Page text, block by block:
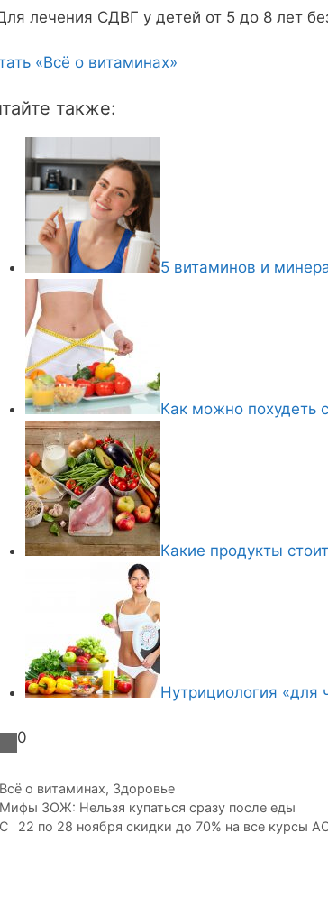
лечения СДВГ у детей от 5 до 8 лет
«Всё о витаминах»
также:
5 витаминов и
Как можно похудеть
Какие продукты
Нутрициология «для
0
Р
у
б
Всё о витаминах, Здоровье
Мифы ЗОЖ: Нельзя купаться сразу после еды
С⠀22 по 28 ноября скидки до 70% на все курсы